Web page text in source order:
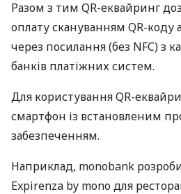
Разом з тим QR-еквайринг
оплату скануванням QR-коду
через посилання (без NFC) з
банків платіжних систем.
Для користування QR-
смартфон із встановленим
забезпеченням.
Наприклад, monobank
Expirenza by mono для